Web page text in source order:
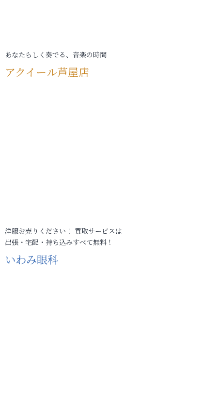
あなたらしく奏でる、音楽の時間
アクイール芦屋店
洋服お売りください！ 買取サービスは
出張・宅配・持ち込みすべて無料！
いわみ眼科